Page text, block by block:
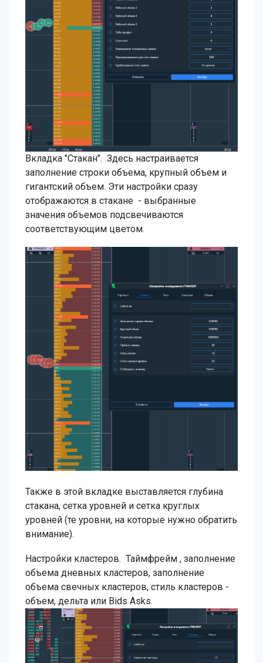
Вкладка "Стакан". Здесь настраивается
заполнение строки объема, крупный объем и
гигантский объем. Эти настройки сразу
отображаются в стакане - выбранные
значения объемов подсвечиваются
соответствующим цветом.
Также в этой вкладке выставляется глубина
стакана, сетка уровней и сетка круглых
уровней (те уровни, на которые нужно обратить
внимание).
Настройки кластеров. Таймфрейм , заполнение
объема дневных кластеров, заполнение
объема свечных кластеров, стиль кластеров -
объем, дельта или Bids Asks.